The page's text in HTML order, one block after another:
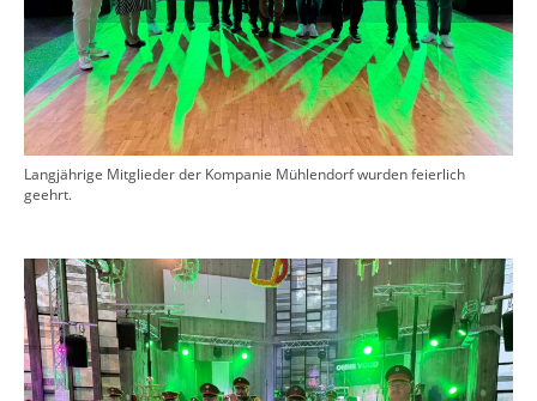
Langjährige Mitglieder der Kompanie Mühlendorf wurden feierlich
geehrt.